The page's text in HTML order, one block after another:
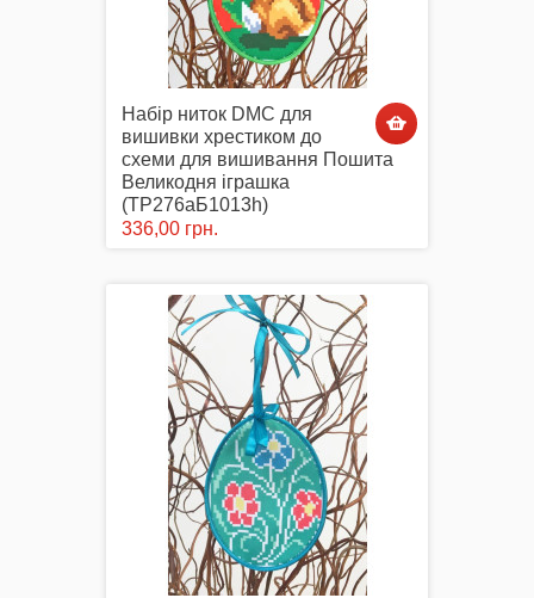
Набір ниток DMC для
вишивки хрестиком до
схеми для вишивання Пошита
Великодня іграшка
(ТР276аБ1013h)
336,00 грн.